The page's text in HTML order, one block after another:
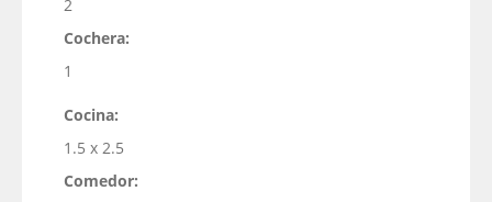
2
Cochera:
1
Cocina:
1.5 x 2.5
Comedor: